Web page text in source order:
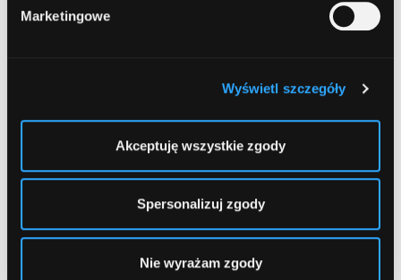
Marketingowe
Wyświetl szczegóły
Akceptuję wszystkie zgody
Spersonalizuj zgody
Nie wyrażam zgody
Spis treści